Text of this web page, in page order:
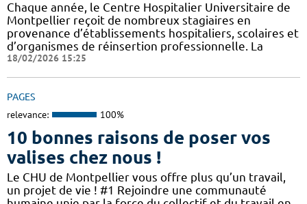
Chaque année, le Centre Hospitalier Universitaire de
Montpellier reçoit de nombreux stagiaires en
provenance d’établissements hospitaliers, scolaires et
d’organismes de réinsertion professionnelle. La
18/02/2026 15:25
PAGES
relevance: 100%
10 bonnes raisons de poser vos
valises chez nous !
Le CHU de Montpellier vous offre plus qu’un travail,
un projet de vie ! #1 Rejoindre une communauté